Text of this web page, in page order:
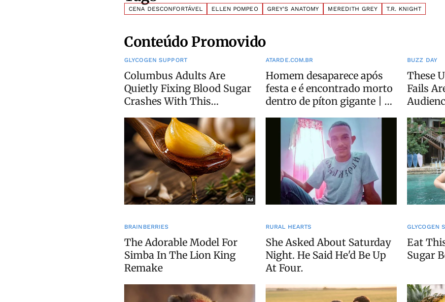
CENA DESCONFORTÁVEL ELLEN POMPEO GREY'S ANATOMY MEREDITH GREY T.R. KNIGHT